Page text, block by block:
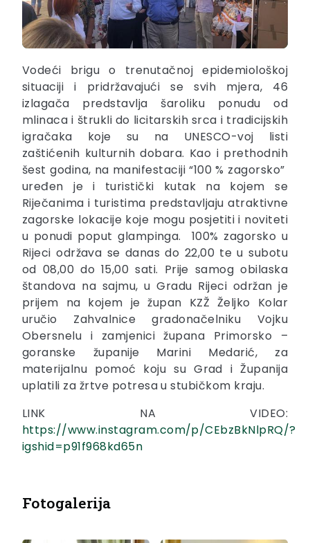
Vodeći brigu o trenutačnoj epidemiološkoj
situaciji i pridržavajući se svih mjera, 46
izlagača predstavlja šaroliku ponudu od
mlinaca i štrukli do licitarskih srca i tradicijskih
igračaka koje su na UNESCO-voj listi
zaštićenih kulturnih dobara. Kao i prethodnih
šest godina, na manifestaciji “100 % zagorsko”
uređen je i turistički kutak na kojem se
Riječanima i turistima predstavljaju atraktivne
zagorske lokacije koje mogu posjetiti i noviteti
u ponudi poput glampinga. 100% zagorsko u
Rijeci održava se danas do 22,00 te u subotu
od 08,00 do 15,00 sati. Prije samog obilaska
štandova na sajmu, u Gradu Rijeci održan je
prijem na kojem je župan KZŽ Željko Kolar
uručio Zahvalnice gradonačelniku Vojku
Obersnelu i zamjenici župana Primorsko –
goranske županije Marini Medarić, za
materijalnu pomoć koju su Grad i Županija
uplatili za žrtve potresa u stubičkom kraju.
LINK NA VIDEO:
https://www.instagram.com/p/CEbzBkNlpRQ/?
igshid=p91f968kd65n
Fotogalerija